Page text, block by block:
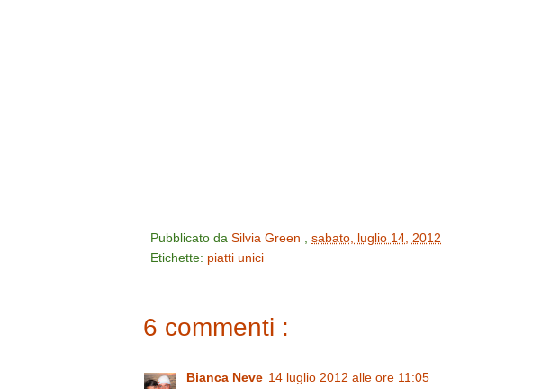
Pubblicato da Silvia Green , sabato, luglio 14, 2012
Etichette: piatti unici
6 commenti :
Bianca Neve 14 luglio 2012 alle ore 11:05